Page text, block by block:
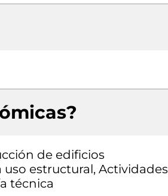
de edificios
estructural, Actividades
técnica